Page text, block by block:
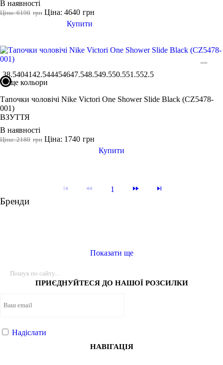
В наявності
грн
Ціна: 6190 грн
Ціна: 4640
Купити
38.5404142.544454647.548.549.550.551.552.5
ще кольори
Тапочки чоловічі Nike Victori One Shower Slide Black (CZ5478-
001)
ВЗУТТЯ
В наявності
грн
Ціна: 2180 грн
Ціна: 1740
Купити
1
Бренди
Показати ще
ПРИЄДНУЙТЕСЯ ДО НАШОЇ РОЗСИЛКИ
Надіслати
НАВІГАЦІЯ